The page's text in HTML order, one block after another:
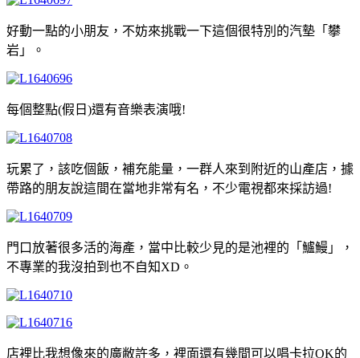
好動一點的小朋友，不妨來挑戰一下這個很特別的汽墊「攀
岩」。
每個整點(假日)還有音樂表演哦!
玩累了，該吃個飯，補充能量，一群人來到附近的山產店，據
帶路的朋友說這間在當地非常有名，不少電視都來採訪過!
門口放著很多活的海產，當中比較少見的是池裡的「鱸鰻」，
不專業的我沒拍到也不自知XD。
店裡比我想像來的廣敝許多，裡面還有幾間可以唱卡拉OK的